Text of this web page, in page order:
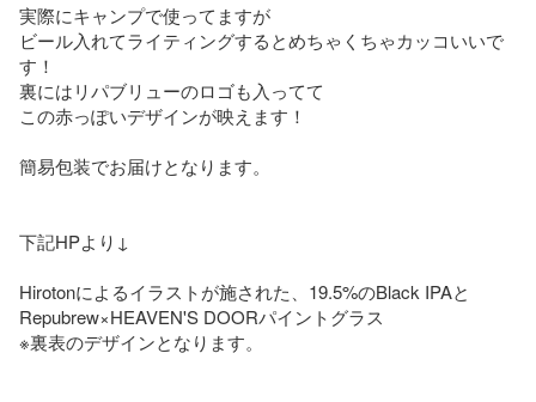
実際にキャンプで使ってますが
ビール入れてライティングするとめちゃくちゃカッコいいで
す！
裏にはリパブリューのロゴも入ってて
この赤っぽいデザインが映えます！
簡易包装でお届けとなります。
下記HPより↓
Hirotonによるイラストが施された、19.5%のBlack IPAと
Repubrew×HEAVEN'S DOORパイントグラス
※裏表のデザインとなります。